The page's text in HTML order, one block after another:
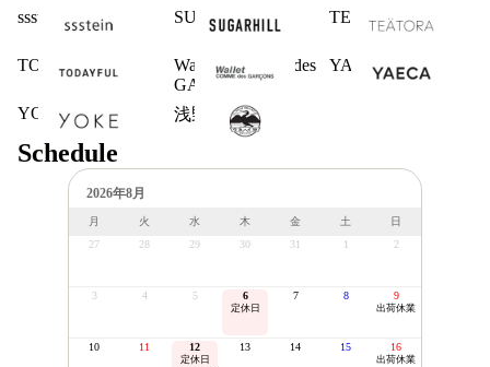
ssstein
SUGARHILL TEATORA
TODAYFUL
Wallet COMME des
GARCONS
YAECA
YOKE 浅野商店
Schedule
2026年8月
月 火 水 木 金 土
日
27
28 29 30 31 1 2
3 4 5 6
定休日
7 8 9
出荷休業
10 11 12
定休日
13 14 15 16
出荷休業